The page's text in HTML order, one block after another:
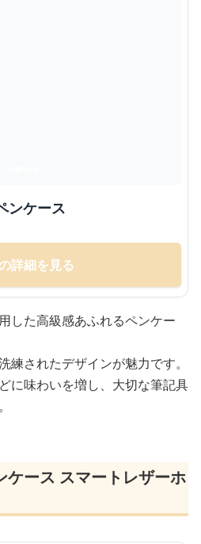
ンケース
詳細を見る
した高級感あふれるペンケー
練されたデザインが魅力です。
に味わいを増し、大切な筆記具
ケース スマートレザーホ